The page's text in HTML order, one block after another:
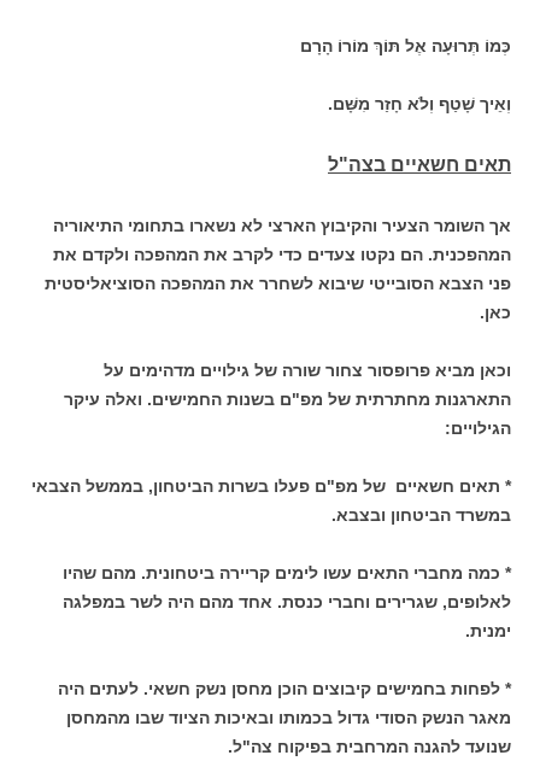
כְּמוֹ תְּרוּעָה אֶל תּוֹךְ מוֹרוֹ הָרָם
וְאֵיך שָׁטַף וְלֹא חָזַר מִשָּׁם.
תאים חשאיים בצה"ל
אך השומר הצעיר והקיבוץ הארצי לא נשארו בתחומי התיאוריה
המהפכנית. הם נקטו צעדים כדי לקרב את המהפכה ולקדם את
פני הצבא הסובייטי שיבוא לשחרר את המהפכה הסוציאליסטית
כאן.
וכאן מביא פרופסור צחור שורה של גילויים מדהימים על
התארגנות מחתרתית של מפ"ם בשנות החמישים. ואלה עיקר
הגילויים:
* תאים חשאיים של מפ"ם פעלו בשרות הביטחון, בממשל הצבאי
במשרד הביטחון ובצבא.
* כמה מחברי התאים עשו לימים קריירה ביטחונית. מהם שהיו
לאלופים, שגרירים וחברי כנסת. אחד מהם היה לשר במפלגה
ימנית.
* לפחות בחמישים קיבוצים הוכן מחסן נשק חשאי. לעתים היה
מאגר הנשק הסודי גדול בכמותו ובאיכות הציוד שבו מהמחסן
שנועד להגנה המרחבית בפיקוח צה"ל.